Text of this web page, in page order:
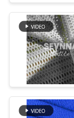
D'USINE
QUALITÉ
tissu